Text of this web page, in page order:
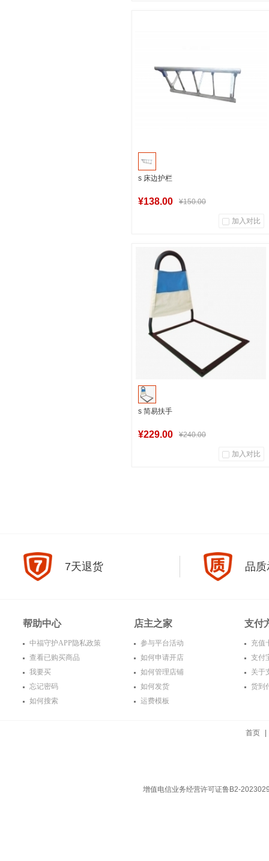
s 床边护栏
¥138.00 ¥150.00
加入对比
加入购物车
s 简易扶手
¥229.00 ¥240.00
加入对比
7天退货 品
帮助中心
中福守护APP隐私政策
查看已购买商品
我要买
忘记密码
如何搜索
店主之家
参与平台活动
如何申请开店
如何管理店铺
如何发货
运费模板
支付
充值
支付
关于
货到
首页
增值电信业务经营许可证鲁B2-